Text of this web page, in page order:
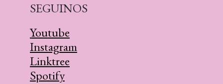
SEGUINOS
Youtube
Instagram
Linktree
Spotify